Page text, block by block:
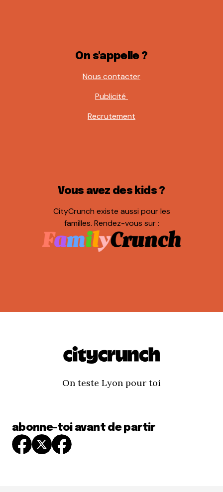
On s'appelle ?
Nous contacter
Publicité
Recrutement
Vous avez des kids ?
CityCrunch existe aussi pour les
familles. Rendez-vous sur :
On teste Lyon pour toi
abonne-toi avant de partir